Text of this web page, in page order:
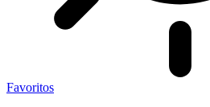
Favoritos